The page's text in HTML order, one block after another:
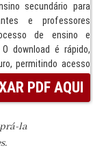
secundário para
e professores
de ensino e
O download é rápido,
permitindo acesso
PDF. Instituição
/ MEC (2021).
Moçambique, MEC,
de Ensino, MINEDH /
PDF AQUI
la